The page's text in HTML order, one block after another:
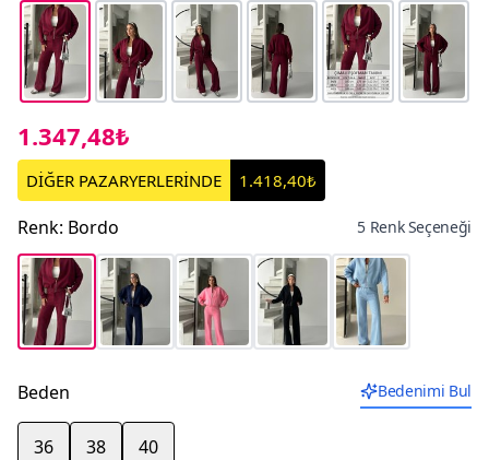
1.347,48₺
DİĞER PAZARYERLERİNDE 1.418,40₺
Renk: Bordo 5 Renk Seçeneği
Beden Bedenimi Bul
36 38 40